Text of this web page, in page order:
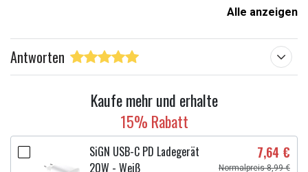
und schnelles Laden für eine Vielzahl von USB-C-Geräten.
Spannungsausgängen ist es kompatibel mit MacBooks,
Laptops, Tablets und Smartphones. Das geflochtene 1,5 m
lange DC-Kabel erhöht die Haltbarkeit im Alltag.
Spezifikationen:
Anschluss: USB-C
Ausgangsleistung: 65 W
Alle anzeigen
Antworten
Kaufe mehr und erhalte
15% Rabatt
SiGN USB-C PD Ladegerät
20W - Weiß
7,64 €
Normalpreis 8,99 €